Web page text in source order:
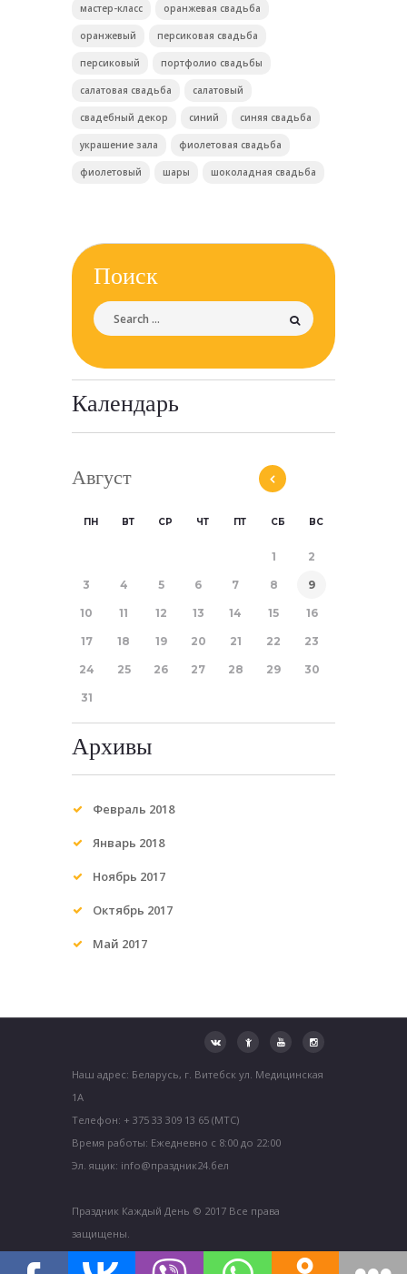
мастер-класс оранжевая свадьба
оранжевый персиковая свадьба
персиковый портфолио свадьбы
салатовая свадьба салатовый
свадебный декор синий синяя свадьба
украшение зала фиолетовая свадьба
фиолетовый шары шоколадная свадьба
Поиск
Календарь
Август
ПН ВТ СР ЧТ ПТ СБ ВС
1 2
3 4 5 6 7 8 9
10 11 12 13 14 15 16
17 18 19 20 21 22 23
24 25 26 27 28 29 30
31
Архивы
Февраль 2018
Январь 2018
Ноябрь 2017
Октябрь 2017
Май 2017
Наш адрес: Беларусь, г. Витебск ул. Медицинская
1А
Телефон: + 375 33 309 13 65 (МТС)
Время работы: Ежедневно с 8:00 до 22:00
Эл. ящик: info@праздник24.бел
Праздник Каждый День © 2017 Все права
защищены.